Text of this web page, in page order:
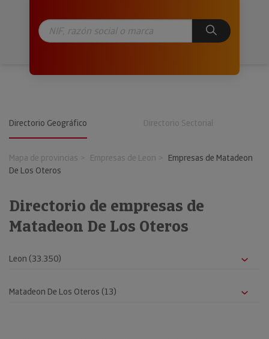
Directorio Geográfico Directorio Sectorial
Mapa de provincias Empresas de Leon
Empresas de Matadeon
De Los Oteros
Directorio de empresas de
Matadeon De Los Oteros